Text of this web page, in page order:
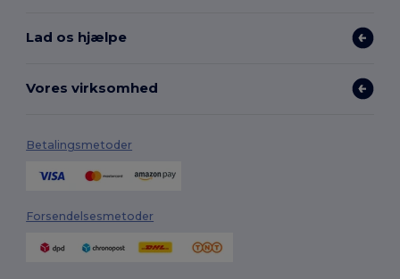
Lad os hjælpe
Vores virksomhed
Betalingsmetoder
Forsendelsesmetoder